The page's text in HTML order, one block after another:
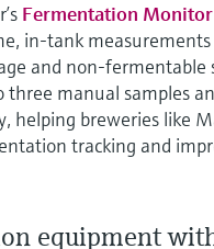
Fermentation Monitor
in-tank
and non-fermentable
three manual samples
helping breweries like
tracking and
equipment